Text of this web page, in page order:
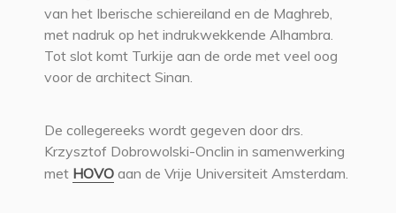
van het Iberische schiereiland en de Maghreb,
met nadruk op het indrukwekkende Alhambra.
Tot slot komt Turkije aan de orde met veel oog
voor de architect Sinan.
De collegereeks wordt gegeven door drs.
Krzysztof Dobrowolski-Onclin in samenwerking
met HOVO aan de Vrije Universiteit Amsterdam.